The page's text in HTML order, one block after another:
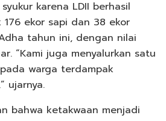
karena LDII berhasil
176 ekor sapi dan 38 ekor
tahun ini, dengan nilai
“Kami juga menyalurkan satu
warga terdampak
ujarnya.
bahwa ketakwaan menjadi